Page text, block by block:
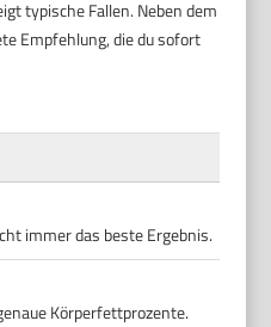
typische Fallen. Neben dem
Empfehlung, die du sofort
immer das beste Ergebnis.
Körperfettprozente.